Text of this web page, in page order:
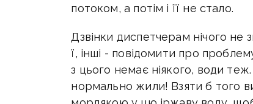
потоком, а потім і її не стало.
Дзвінки диспетчерам нічого не
ї, інші - повідомити про
з цього немає ніякого, води
нормально жили! Взяти б того